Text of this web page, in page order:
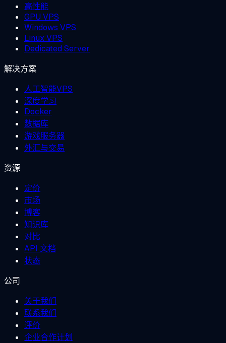
高性能
GPU VPS
Windows VPS
Linux VPS
Dedicated Server
解决方案
人工智能VPS
深度学习
Docker
数据库
游戏服务器
外汇与交易
资源
定价
市场
博客
知识库
对比
API 文档
状态
公司
关于我们
联系我们
评价
企业合作计划